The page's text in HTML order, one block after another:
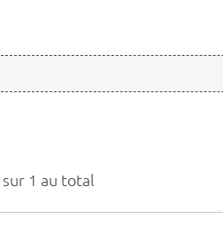
1 au total